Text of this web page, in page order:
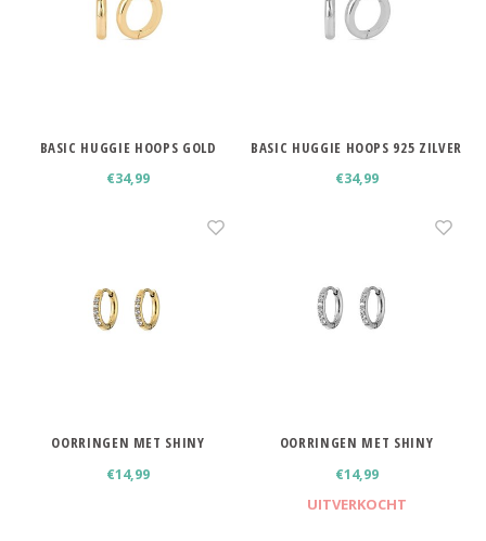
BASIC HUGGIE HOOPS GOLD
€34,99
BASIC HUGGIE HOOPS 925 ZILVER
€34,99
OORRINGEN MET SHINY
€14,99
OORRINGEN MET SHINY
€14,99
UITVERKOCHT